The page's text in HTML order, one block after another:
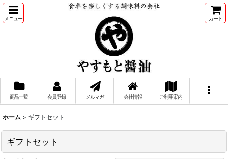
メニュー カート
商品一覧 会員登録 メルマガ 会社情報 ご利用案内
ホーム > ギフトセット
ギフトセット